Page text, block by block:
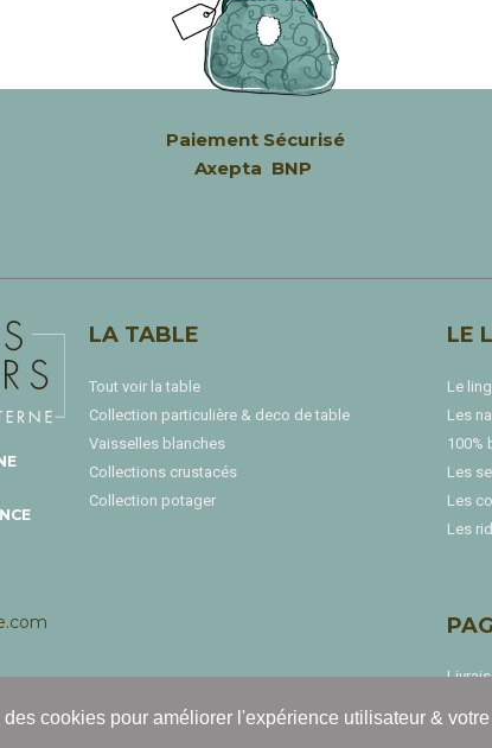
Paiement Sécurisé
Axepta BNP
LA TABLE
Tout voir la table
Collection particulière & deco de table
Vaisselles blanches
Collections crustacés
Collection potager
LE
Le
Les
100%
Les
Les
Les
cookies pour améliorer l'expérience utilisateur & votre